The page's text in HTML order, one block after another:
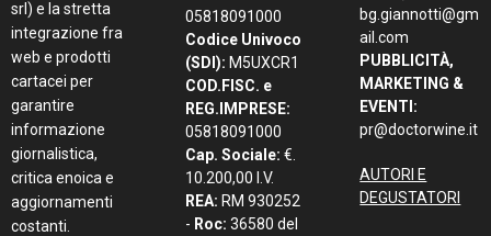
srl) e la stretta
integrazione fra
web e prodotti
cartacei per
garantire
informazione
giornalistica,
critica enoica e
aggiornamenti
costanti.
05818091000
Codice Univoco
(SDI): M5UXCR1
COD.FISC. e
REG.IMPRESE:
05818091000
Cap. Sociale: €.
10.200,00 I.V.
REA: RM 930252
- Roc: 36580 del
bg.giannotti@gm
ail.com
PUBBLICITÀ,
MARKETING &
EVENTI:
pr@doctorwine.it
AUTORI E
DEGUSTATORI